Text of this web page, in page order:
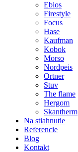
Ebios
Firestyle
Focus
Hase
Kaufman
Kobok
Morso
Nordpeis
Ortner
Stuv
The flame
Hergom
Skantherm
Na stiahnutie
Referencie
Blog
Kontakt